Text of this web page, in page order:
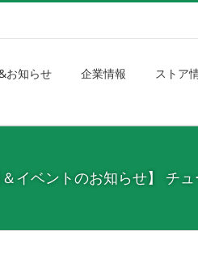
お知らせ 企業情報 ストア
＆イベントのお知らせ】